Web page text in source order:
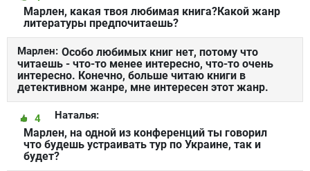
Марлен, какая твоя любимая книга?Какой жанр
литературы предпочитаешь?
Марлен: Особо любимых книг нет, потому что
читаешь - что-то менее интересно, что-то очень
интересно. Конечно, больше читаю книги в
детективном жанре, мне интересен этот жанр.
Наталья:
4
Марлен, на одной из конференций ты говорил
что будешь устраивать тур по Украине, так и
будет?